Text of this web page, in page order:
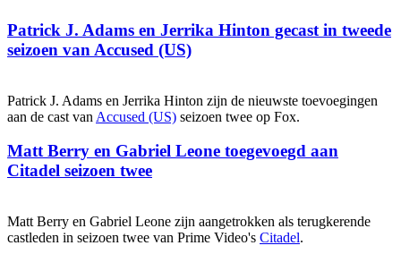
Patrick J. Adams en Jerrika Hinton gecast in tweede
seizoen van Accused (US)
Patrick J. Adams en Jerrika Hinton zijn de nieuwste toevoegingen
aan de cast van Accused (US) seizoen twee op Fox.
Matt Berry en Gabriel Leone toegevoegd aan
Citadel seizoen twee
Matt Berry en Gabriel Leone zijn aangetrokken als terugkerende
castleden in seizoen twee van Prime Video's Citadel.